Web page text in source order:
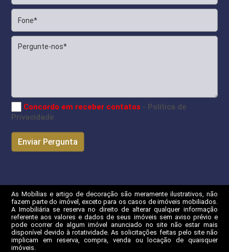
Concordo em receber contatos - Política de
Privacidade
As Mobílias e artigo de decoração são meramente ilustrativos, não
fazem parte do imóvel, exceto para os casos de imóveis mobiliados.
A Imobiliária se reserva no direito de alterar qualquer informação
referente aos valores e dados de seus imóveis sem aviso prévio e
pode ocorrer de algum imóvel anunciado no site não estar mais
disponível devido à rotatividade. As solicitações feitas pelo site não
implicam em reserva, compra, venda ou locação de quaisquer
imóveis.